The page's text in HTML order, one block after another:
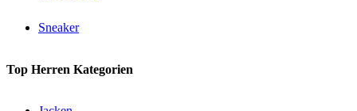
Sneaker
Top Herren Kategorien